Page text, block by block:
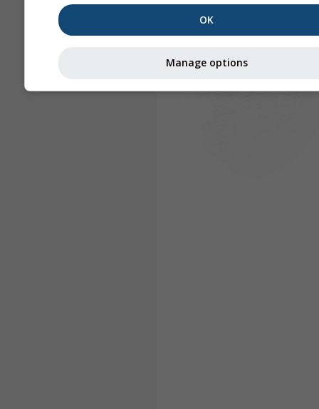
OK
Manage options